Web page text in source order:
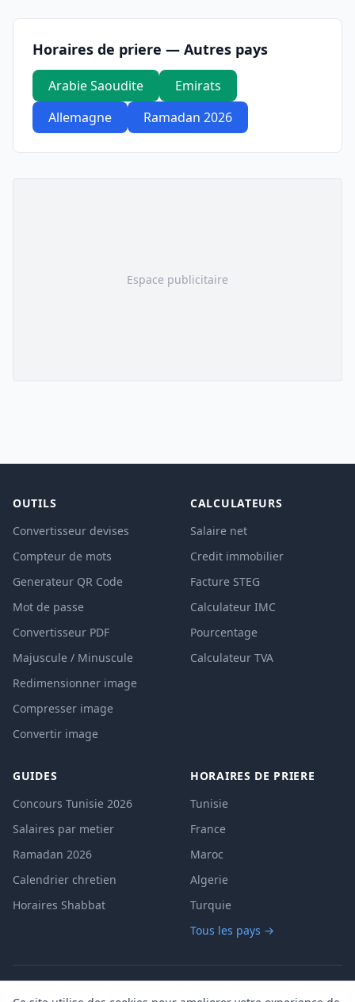
Horaires de priere — Autres pays
Arabie Saoudite
Emirats
Allemagne
Ramadan 2026
Espace publicitaire
OUTILS
Convertisseur devises
Compteur de mots
Generateur QR Code
Mot de passe
Convertisseur PDF
Majuscule / Minuscule
Redimensionner image
Compresser image
Convertir image
CALCULATEURS
Salaire net
Credit immobilier
Facture STEG
Calculateur IMC
Pourcentage
Calculateur TVA
GUIDES
Concours Tunisie 2026
Salaires par metier
Ramadan 2026
Calendrier chretien
Horaires Shabbat
HORAIRES DE PRIERE
Tunisie
France
Maroc
Algerie
Turquie
Tous les pays →
|